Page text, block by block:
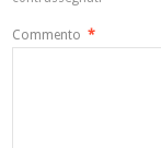
Commento *